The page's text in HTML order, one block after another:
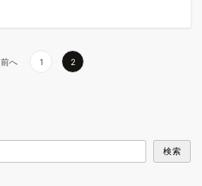
前へ 1 2
検索